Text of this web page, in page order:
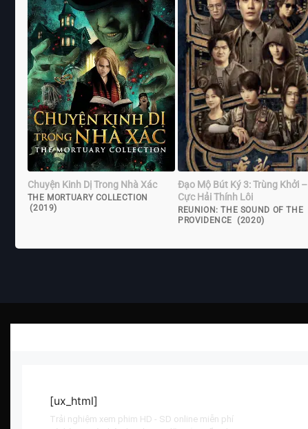
Chuyện Kinh Dị Trong Nhà Xác
THE MORTUARY COLLECTION
(2019)
Đạo Mộ Bút Ký 3: Trùng Khởi –
Cực Hải Thính Lôi
REUNION: THE SOUND OF THE
PROVIDENCE (2020)